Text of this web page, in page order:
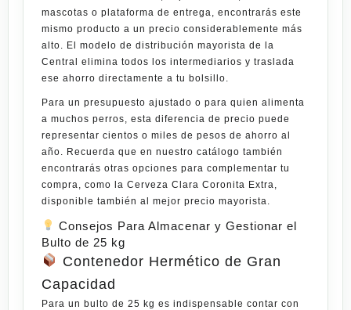
mascotas o plataforma de entrega, encontrarás este
mismo producto a un precio considerablemente más
alto. El modelo de distribución mayorista de la
Central elimina todos los intermediarios y traslada
ese ahorro directamente a tu bolsillo.
Para un presupuesto ajustado o para quien alimenta
a muchos perros, esta diferencia de precio puede
representar cientos o miles de pesos de ahorro al
año. Recuerda que en nuestro catálogo también
encontrarás otras opciones para complementar tu
compra, como la Cerveza Clara Coronita Extra
disponible también al mejor precio mayorista.
Consejos Para Almacenar y Gestionar el
Bulto de 25 kg
Contenedor Hermético de Gran
Capacidad
Para un bulto de 25 kg es indispensable contar con